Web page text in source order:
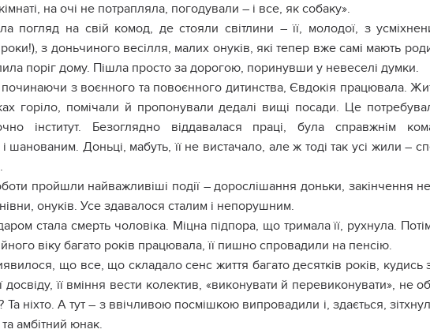
на очі не потрапляла, погодували – і все, як собаку».
погляд на свій комод, де стояли світлини – її, молодої, з
з доньчиного весілля, малих онуків, які тепер вже самі мають
поріг дому. Пішла просто за дорогою, поринувши у невеселі думки.
з воєнного та повоєнного дитинства, Євдокія працювала.
гoріло, помічали й пропонували дедалі вищі посади. Це
інститут. Безоглядно віддавалася праці, була справжнім
шанованим. Доньці, мабуть, її не вистачало, але ж тоді так усі жили –
пройшли найважливіші події – дорослішання доньки, закінчення
онуків. Усе здавалося сталим і непорушним.
стала смeрть чоловіка. Міцна підпора, що тримала її, рухнула.
віку багато років працювала, її пишно спровадили на пенсію.
що все, що складало сенс життя багато десятків років,
досвіду, її вміння вести колектив, «виконувати й перевиконувати», не
Та ніхто. А тут – з ввічливою посмішкою випровадили і, здається,
амбітний юнак.